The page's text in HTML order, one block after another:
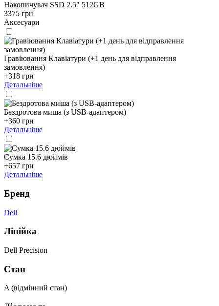
Накопичувач SSD 2.5" 512GB
3375 грн
Аксесуари
Гравіювання Клавіатури (+1 день для відправлення
замовлення)
+318 грн
Детальніше
Бездротова миша (з USB-адаптером)
+360 грн
Детальніше
Сумка 15.6 дюймів
+657 грн
Детальніше
Бренд
Dell
Лінійка
Dell Precision
Стан
A (відмінний стан)